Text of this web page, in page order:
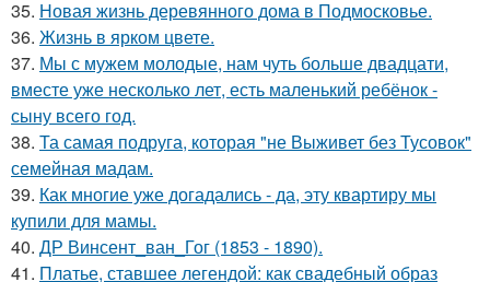
35. Новая жизнь деревянного дома в Подмосковье.
36. Жизнь в ярком цвете.
37. Мы с мужем молодые, нам чуть больше двадцати,
вместе уже несколько лет, есть маленький ребёнок -
сыну всего год.
38. Та самая подруга, которая "не Выживет без Тусовок"
семейная мадам.
39. Как многие уже догадались - да, эту квартиру мы
купили для мамы.
40. ДР Винсент_ван_Гог (1853 - 1890).
41. Платье, ставшее легендой: как свадебный образ